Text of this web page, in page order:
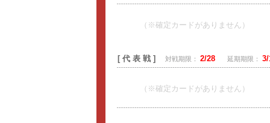
（※確定カードがありません）
[ 代 表 戦 ] 対戦期限： 2/28 延期期限： 3/
（※確定カードがありません）